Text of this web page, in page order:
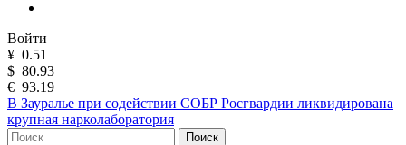
Войти
¥ 0.51
$ 80.93
€ 93.19
В Зауралье при содействии СОБР Росгвардии ликвидирована
крупная нарколаборатория
Поиск